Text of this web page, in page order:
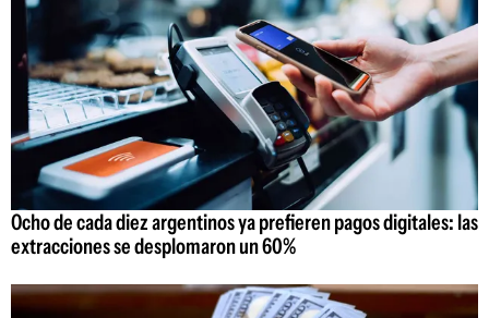
Ocho de cada diez argentinos ya prefieren pagos digitales: las
extracciones se desplomaron un 60%